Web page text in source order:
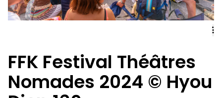
FFK Festival Théâtres
Nomades 2024 © Hyou